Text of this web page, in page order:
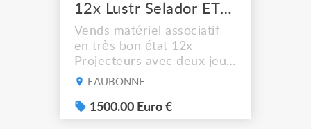
12x Lustr Selador ETC Led 7x colors filtres
Vends matériel associatif
en très bon état 12x
Projecteurs avec deux jeux
de filtre filtre Lustr Selador
system – seven colour
LEDs providing the
EAUBONNE
1500.00 Euro €